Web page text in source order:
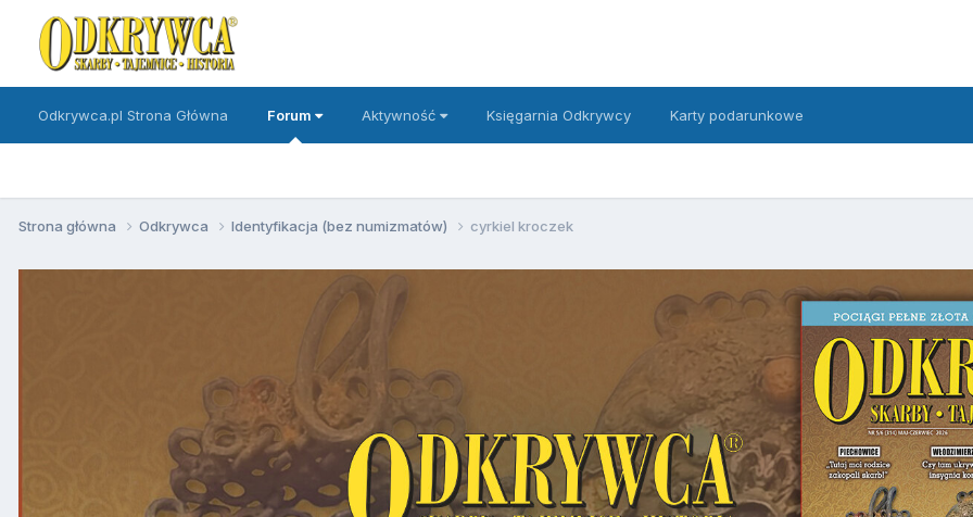
Odkrywca.pl Strona Główna Forum Aktywność Księgarnia Odkrywcy Karty podarunkowe
Strona główna Odkrywca Identyfikacja (bez numizmatów) cyrkiel kroczek